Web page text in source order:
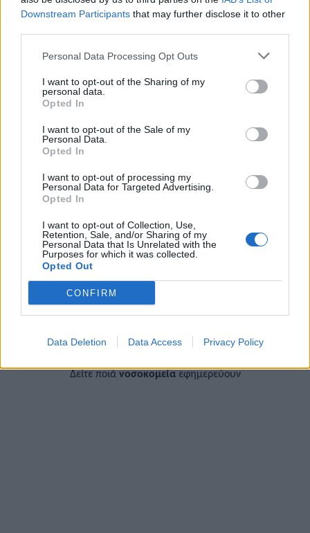
Downstream Participants that may further disclose it to other
Personal Data Processing Opt Outs
I want to opt-out of the Sharing of my
personal data.
Opted In
I want to opt-out of the Sale of my
Personal Data.
Opted In
I want to opt-out of processing my
Personal Data for Targeted Advertising.
Opted In
I want to opt-out of Collection, Use,
Retention, Sale, and/or Sharing of my
Personal Data that Is Unrelated with the
Purposes for which it was collected.
Opted Out
CONFIRM
Data Deletion Data Access Privacy Policy
ΕΦΗΜΕΡΕΥΟΝΤΑ ΝΟΣΟΚΟΜΕΙΑ
Δείτε ποιά νοσοκομείαεφημερεύουν